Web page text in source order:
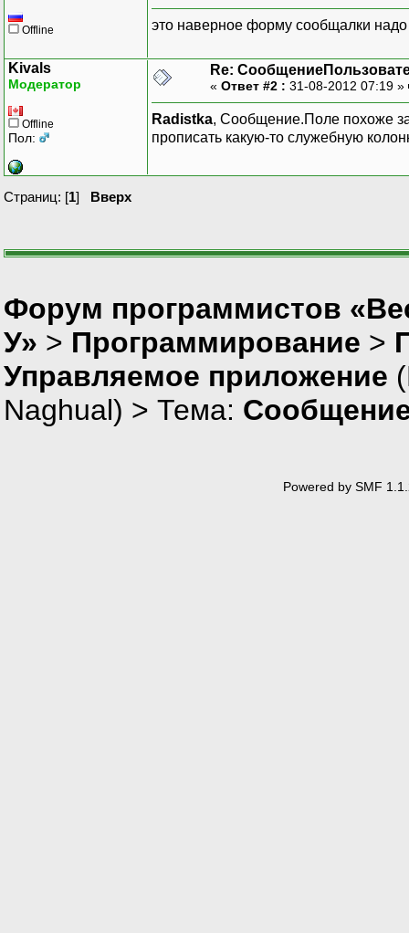
Offline это наверное форму сообщалки надо
Kivals
Модератор
Offline
Пол:
Re:
« Ответ #2 : 31-08-2012 07:19 »
Radistka, Сообщение.Поле похоже
прописать какую-то служебную
Страниц: [1] Вверх
Форум программистов
У» > Программирование >
Управляемое приложение
Naghual) > Тема:
Powered by SMF